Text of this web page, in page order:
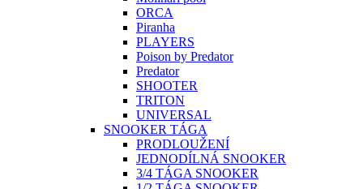
ORCA
Piranha
PLAYERS
Poison by Predator
Predator
SHOOTER
TRITON
UNIVERSAL
SNOOKER TÁGA
PRODLOUŽENÍ
JEDNODÍLNÁ SNOOKER
3/4 TÁGA SNOOKER